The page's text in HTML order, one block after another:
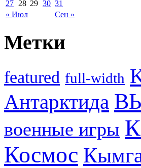
« Июл Сен »
27 28 29 30 31
Метки
featured full-width
Антарктида
военные игры
Космос